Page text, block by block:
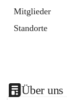
Mitglieder
Standorte
Über uns